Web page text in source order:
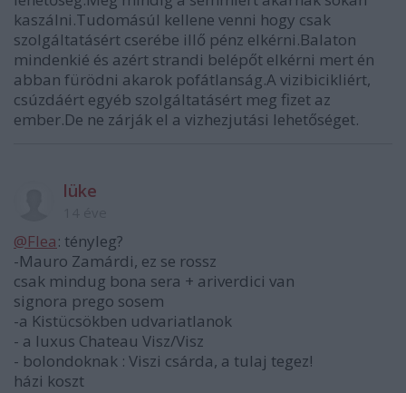
kaszálni.Tudomásúl kellene venni hogy csak
szolgáltatásért cserébe illő pénz elkérni.Balaton
mindenkié és azért strandi belépőt elkérni mert én
abban fürödni akarok pofátlanság.A vizibicikliért,
csúzdáért egyéb szolgáltatásért meg fizet az
ember.De ne zárják el a vizhezjutási lehetőséget.
lüke
@Flea: tényleg?
-Mauro Zamárdi, ez se rossz
csak mindug bona sera + ariverdici van
signora prego sosem
-a Kistücsökben udvariatlanok
- a luxus Chateau Visz/Visz
- bolondoknak : Viszi csárda, a tulaj tegez!
házi koszt